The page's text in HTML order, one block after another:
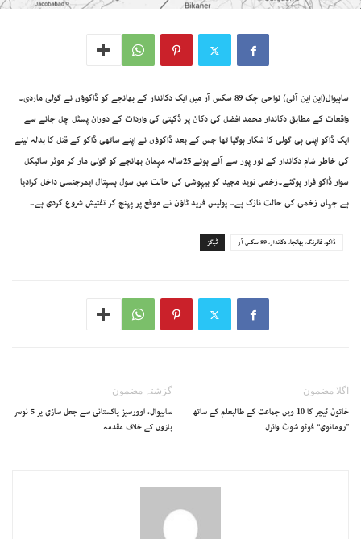
ساہیوال(این این آئی) نواحی چک 89 سکس آر میں ایک دکاندار کے بھانجے کو ڈاکوؤں نے گولی ماردی۔
واقعات کے مطابق دکاندار محمد افضل کی دکان پر ڈکیتی کی واردات کے دوران پسٹل چل جانے سے
ایک ڈاکو اپنی ہی گولی کا شکار ہوگیا تھا جس کے بعد ڈاکوؤں نے اپنے ساتھی ڈاکو کے قتل کا بدلہ لینے
کی خاطر شام دکاندار کے نور پور سے آئے ہوئے 25سالہ مہمان بھانجے کو گولی مار کر موٹر سائیکل
سوار ڈاکو فرار ہوگئے۔زخمی نوید مجید کو بیہوشی کی حالت میں سول ہسپتال ایمرجنسی داخل کرادیا
ہے جہاں زخمی کی حالت نازک ہے۔ پولیس فرید ٹاؤن نے موقع پر پہنچ کر تفتیش شروع کردی ہے۔
ٹیگز ڈاکو، فائرنگ، بھانجا، دکاندار، 89 سکس آر
گزشتہ مضمون
ساہیوال، اوورسیز پاکستانی سے جعل سازی پر 5 نوسر
بازوں کے خلاف مقدمہ
اگلا مضمون
خاتون ٹیچر کا 10 ویں جماعت کے طالبعلم کے ساتھ
’’رومانوی‘‘ فوٹو شوٹ وائرل